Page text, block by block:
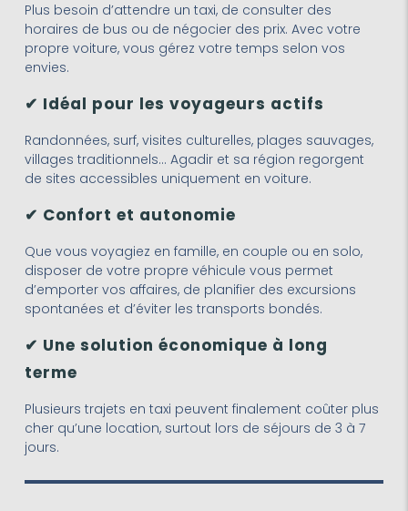
Plus besoin d’attendre un taxi, de consulter des
horaires de bus ou de négocier des prix. Avec votre
propre voiture, vous gérez votre temps selon vos
envies.
✔ Idéal pour les voyageurs actifs
Randonnées, surf, visites culturelles, plages sauvages,
villages traditionnels… Agadir et sa région regorgent
de sites accessibles uniquement en voiture.
✔ Confort et autonomie
Que vous voyagiez en famille, en couple ou en solo,
disposer de votre propre véhicule vous permet
d’emporter vos affaires, de planifier des excursions
spontanées et d’éviter les transports bondés.
✔ Une solution économique à long
terme
Plusieurs trajets en taxi peuvent finalement coûter plus
cher qu’une location, surtout lors de séjours de 3 à 7
jours.